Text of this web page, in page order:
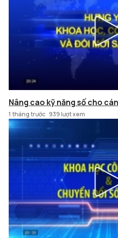
Nâng cao kỹ năng số cho
1 tháng trước 939 lượt xem